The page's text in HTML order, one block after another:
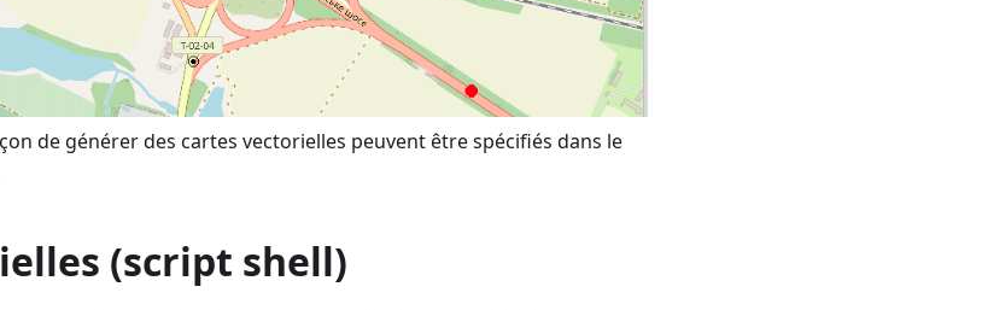
de générer des cartes vectorielles peuvent être spécifiés dans le
(script shell)